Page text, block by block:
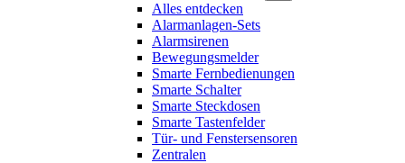
Alles entdecken
Alarmanlagen-Sets
Alarmsirenen
Bewegungsmelder
Smarte Fernbedienungen
Smarte Schalter
Smarte Steckdosen
Smarte Tastenfelder
Tür- und Fenstersensoren
Zentralen